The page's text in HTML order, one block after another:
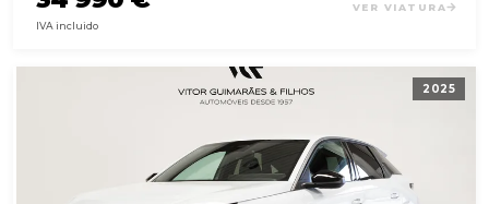
IVA incluido
VER VIATURA
2025